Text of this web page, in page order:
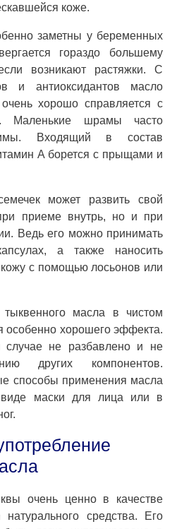
коже.
заметны у беременных
гораздо большему
возникают растяжки. С
и антиоксидантов масло
хорошо справляется с
Маленькие шрамы часто
Входящий в состав
А борется с прыщами и
может развить свой
приеме внутрь, но и при
Ведь его можно принимать
а также наносить
с помощью лосьонов или
тыквенного масла в чистом
особенно хорошего эффекта.
не разбавлено и не
других компонентов.
способы применения масла
маски для лица или в
очень ценно в качестве
средства. Его